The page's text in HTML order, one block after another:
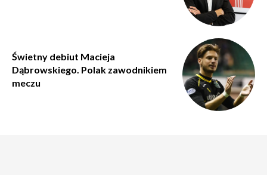
Świetny debiut Macieja
Dąbrowskiego. Polak zawodnikiem
meczu